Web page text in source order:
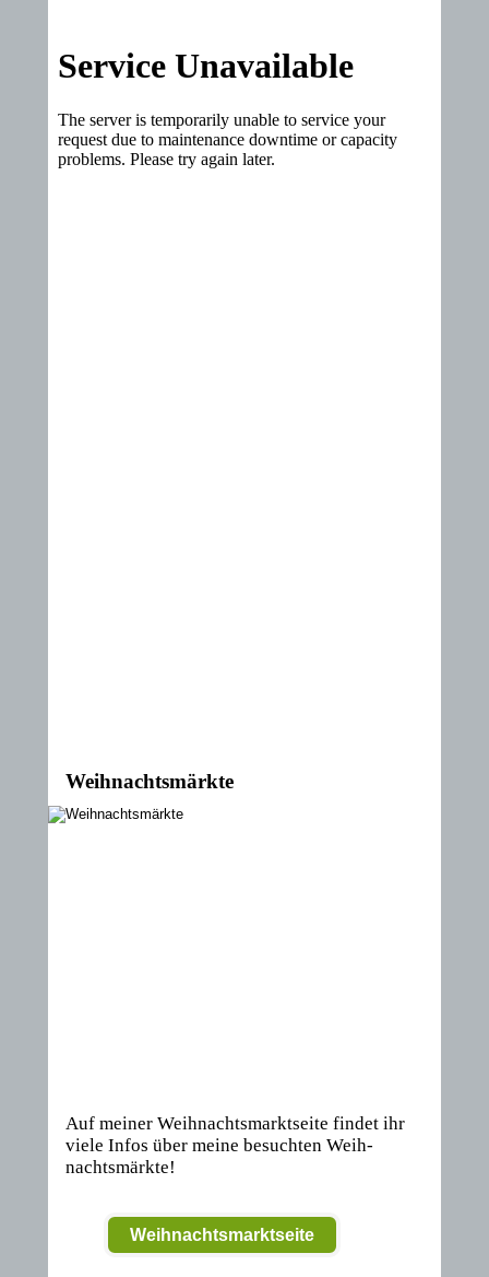
Auf meiner Weihnachtsmarktseite findet ihr
viele Infos über meine besuchten Weih-
nachtsmärkte!
Weihnachtsmärkte
Weihnachtsmarktseite